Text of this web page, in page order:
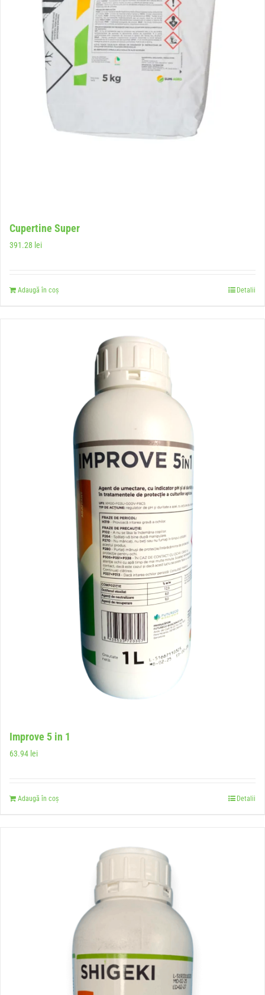
Cupertine Super
391.28 lei
Adaugă în coș Detalii
Improve 5 in 1
63.94 lei
Adaugă în coș Detalii